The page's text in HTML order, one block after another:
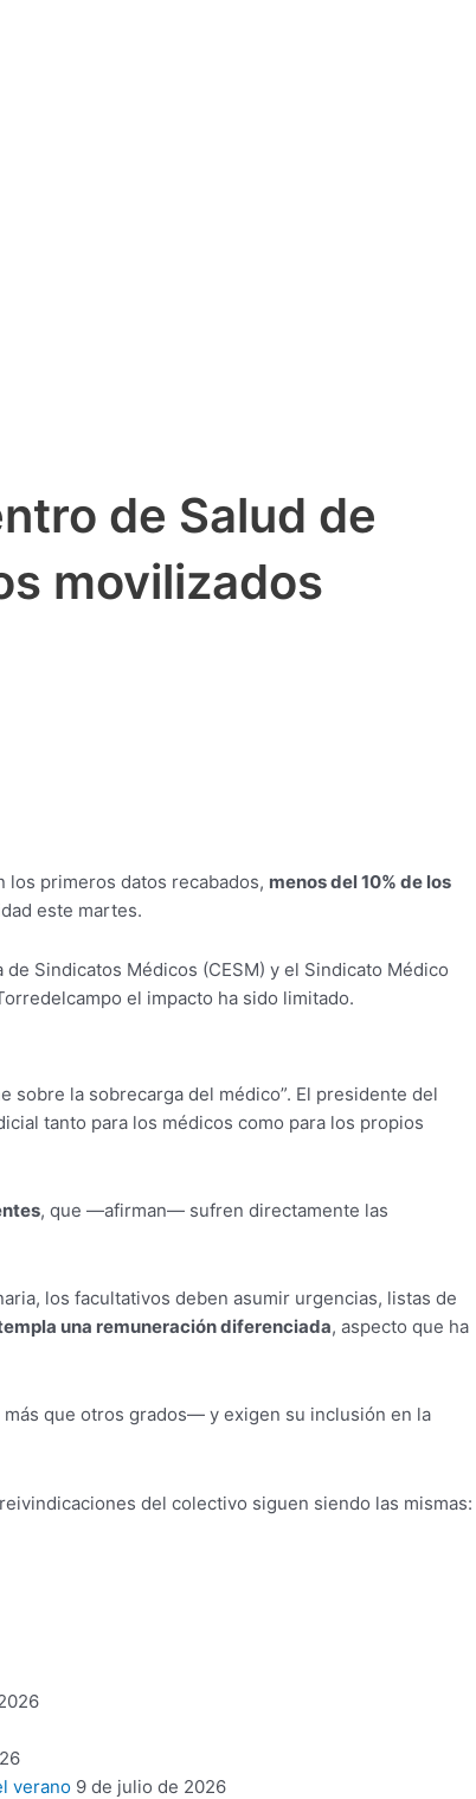
de Salud de
movilizados
los primeros datos recabados, menos del 10% de los
este martes.
Sindicatos Médicos (CESM) y el Sindicato Médico
el impacto ha sido limitado.
sobre la sobrecarga del médico”. El presidente del
tanto para los médicos como para los propios
, que —afirman— sufren directamente las
los facultativos deben asumir urgencias, listas de
una remuneración diferenciada, aspecto que ha
que otros grados— y exigen su inclusión en la
del colectivo siguen siendo las mismas:
verano 9 de julio de 2026